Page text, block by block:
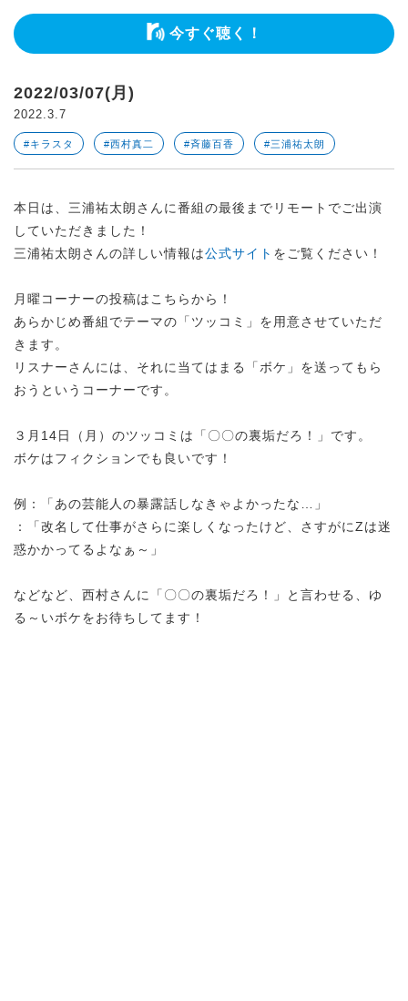
今すぐ聴く！
2022/03/07(月)
2022.3.7
#キラスタ #西村真二 #斉藤百香 #三浦祐太朗
本日は、三浦祐太朗さんに番組の最後までリモートでご出演
していただきました！
三浦祐太朗さんの詳しい情報は公式サイト をご覧ください！
月曜コーナーの投稿はこちらから！
あらかじめ番組でテーマの「ツッコミ」を用意させていただ
きます。
リスナーさんには、それに当てはまる「ボケ」を送ってもら
おうというコーナーです。
３月14日（月）のツッコミは「〇〇の裏垢だろ！」です。
ボケはフィクションでも良いです！
例：「あの芸能人の暴露話しなきゃよかったな…」
：「改名して仕事がさらに楽しくなったけど、さすがにZは迷
惑かかってるよなぁ～」
などなど、西村さんに「〇〇の裏垢だろ！」と言わせる、ゆ
る～いボケをお待ちしてます！